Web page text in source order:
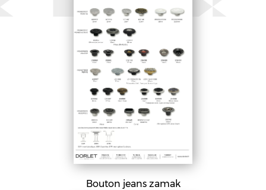
Bouton jeans zamak